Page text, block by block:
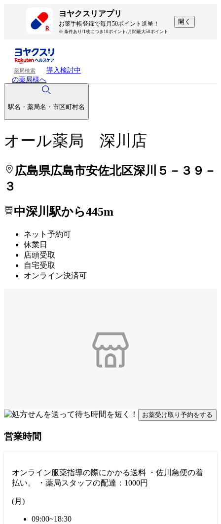
ヨヤクスリアプリ
お薬手帳登録で毎月50ポイント進呈！
※ 条件あり/1枚につき10ポイント/月間最大50ポイント
開く
薬局検索
導入検討中
の薬局様へ
駅名・薬局名・市区町村名
オール薬局 深川店
広島県広島市安佐北区深川５－３９－
３
中深川駅から445m
ネット予約可
休業日
店頭受取
自宅受取
オンライン決済可
処方せんを送って待ち時間を短く！
お薬受け取り予約をする
営業時間
オンライン服薬指導の際にかかる送料 ・佐川急便の着
払い。 ・薬局スタッフの配達：1000円
(月 )
09:00~18:30
処方せんを送って待ち時間を短く！